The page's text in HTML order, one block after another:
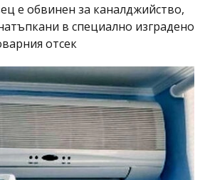
е обвинен за каналджийство,
в специално изградено
отсек